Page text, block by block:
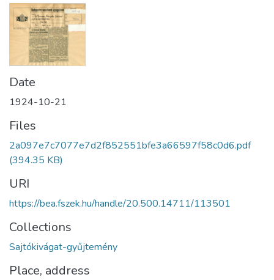
Date
1924-10-21
Files
2a097e7c7077e7d2f852551bfe3a66597f58c0d6.pdf
(394.35 KB)
URI
https://bea.fszek.hu/handle/20.500.14711/113501
Collections
Sajtókivágat-gyűjtemény
Place, address